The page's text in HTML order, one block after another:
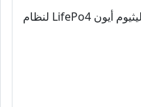
كيفية العثور على أفضل بطاريات ليثيوم أيون LifePo4 لنظام